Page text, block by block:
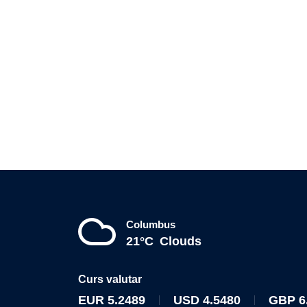
Columbus
21°C Clouds
Curs valutar
EUR 5.2489 USD 4.5480 GBP